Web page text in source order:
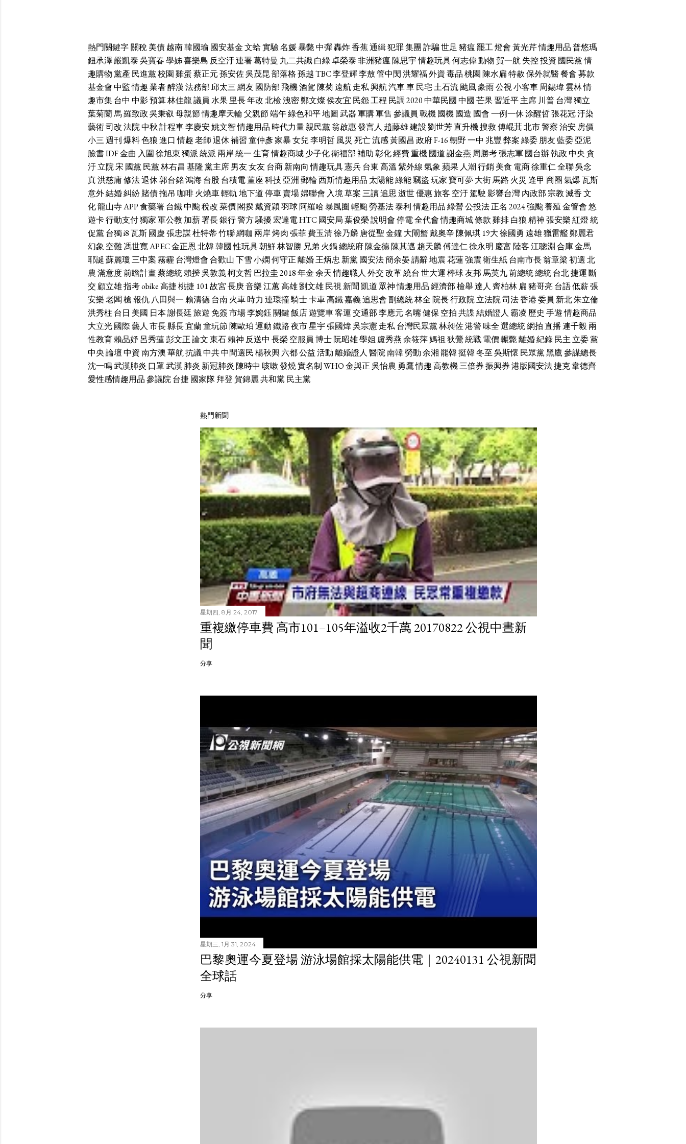
熱門關鍵字關稅美債越南韓國瑜 國安基金文蛤實驗名媛暴斃中彈轟炸香蕉通緝犯罪集團詐騙世足 豬瘟罷工燈會黃光芹情趣用品普悠瑪
鈕承澤嚴凱泰吳寶春學姊喜樂島 反空汙連署葛特曼 九二共識白綠卓榮泰非洲豬瘟陳思宇情趣玩具何志偉動物賀一航失控投資 國民黨情
趣購物黨產 民進黨校園雞蛋蔡正元孫安佐吳茂昆部落格孫越TBC李登輝李敖管中閔洪耀福外資毒品桃園陳水扁特赦保外就醫餐會募款
基金會中監情趣業者醉漢法務部邱太三網友國防部飛機酒駕陳菊遠航走私興航汽車車民宅土石流颱風豪雨公視小客車周錫瑋雲林情
趣市集台中 中影預算林佳龍議員 水果里長年改北檢洩密鄭文燦侯友宜 民怨工程 民調2020中華民國中國芒果習近平主席 川普台灣獨立
葉菊蘭馬羅致政吳秉叡母親節情趣摩天輪父親節端午綠色和平地圖武器軍購軍售 參議員 戰機國機國造 國會一例一休涂醒哲張花冠汙染
藝術司改法院中秋計程車李慶安姚文智情趣用品 時代力量親民黨翁啟惠發言人 趙藤雄建設劉世芳直升機搜救傅崐萁北市警察治安房價
小三週刊爆料色狼進口 情趣老師退休補習童仲彥家暴女兒李明哲風災 死亡流感黃國昌 政府F-16朝野一中 兆豐弊案綠委朋友藍委亞泥
臉書IDF金曲 入圍徐旭東獨派統派 兩岸統一生育情趣商城少子化衛福部補助彰化經費重機國道謝金燕 周勝考張志軍國台辦執政中央貪
汙立院宋 國黨民黨林右昌 基隆黨主席男友女友台商新南向 情趣玩具憲兵台東高溫 紫外線氣象蘋果 人潮行銷美食 電商徐重仁全聯吳念
真洪慈庸修法退休郭台銘鴻海台股 台積電董座科技亞洲 郵輪西斯情趣用品 太陽能綠能竊盜玩家寶可夢大街馬路 火災 逢甲 商圈氣爆瓦斯
意外結婚糾紛賭債拖吊 咖啡火燒車輕軌地下道停車賣場婦聯會 入境草案三讀追思逝世優惠旅客 空汙駕駛影響台灣內政部宗教滅香文
化龍山寺APP食藥署台鐵中颱稅改菜價閣揆戴資穎羽球阿羅哈暴風圈輕颱勞基法泰利情趣用品綠營公投法正名 2024強颱養殖金管會悠
遊卡行動支付獨家軍公教 加薪署長銀行警方騷擾宏達電HTC國安局葉俊榮說明會停電全代會情趣商城條款雞排白狼精神張安樂紅燈統
促黨台獨i8瓦斯國慶張忠謀杜特蒂竹聯網咖 兩岸烤肉張菲費玉清徐乃麟唐從聖金鐘大閘蟹戴奧辛陳佩琪 19大徐國勇 遠雄獵雷艦鄭麗君
幻象 空難馮世寬APEC金正恩北韓韓國性玩具朝鮮林智勝 兄弟 火鍋總統府陳金德陳其邁 趙天麟傅達仁徐永明 慶富 陸客江聰淵 合庫金馬
耶誕蘇麗瓊三中案霧霾 台灣燈會合歡山下雪小嫻何守正離婚王炳忠 新黨國安法簡余晏請辭地震花蓮強震衛生紙台南市長翁章梁初選北
農滿意度前瞻計畫蔡總統賴揆吳敦義柯文哲巴拉圭2018年金余天情趣職人 外交改革繞台 世大運棒球友邦馬英九前總統總統台北捷運 斷
交 顧立雄指考obike高捷桃捷 101故宮長庚音樂江蕙高雄劉文雄民視新聞 凱道 眾神情趣用品經濟部檢舉達人 齊柏林 扁豬哥亮台語低薪張
安樂老闆槍報仇 八田與一賴清德台南火車時力 連環撞騎士卡車高鐵嘉義追思會副總統林全 院長行政院立法院司法香港委員 新北朱立倫
洪秀柱 台日 美國 日本謝長廷旅遊 免簽市場李婉鈺關鍵飯店遊覽車客運交通部李應元名嘴健保空拍共諜結婚證人 霸凌 歷史 手遊情趣商品
大立光國際藝人 市長縣長宜蘭童玩節陳歐珀運動鐵路夜市星宇張國煒吳宗憲走私台灣民眾黨林昶佐港警味全選總統網拍直播連千毅兩
性教育賴品妤呂秀蓮彭文正論文東石賴神 反送中 長榮空服員 博士阮昭雄學姐 盧秀燕余筱萍媽祖 狄鶯統戰電價輾斃離婚紀錄民主 立委黨
中央論壇中資南方澳華航抗議中共中間選民楊秋興六都公益活動離婚證人 醫院南韓勞動余湘罷韓挺韓冬至吳斯懷 民眾黨黑鷹參謀總長
沈一鳴武漢肺炎 口罩武漢 肺炎 新冠肺炎陳時中 咳嗽發燒實名制WHO金與正吳怡農 勇鷹情趣高教機三倍券振興券港版國安法捷克韋德齊
愛性感情趣用品參議院台捷 國家隊拜登賀錦麗共和黨民主黨
熱門新聞
星期四, 8月 24, 2017
重複繳停車費 高市101–105年溢收2千萬 20170822 公視中晝新
聞
分享
星期三, 1月 31, 2024
巴黎奧運今夏登場 游泳場館採太陽能供電｜20240131 公視新聞
全球話
分享